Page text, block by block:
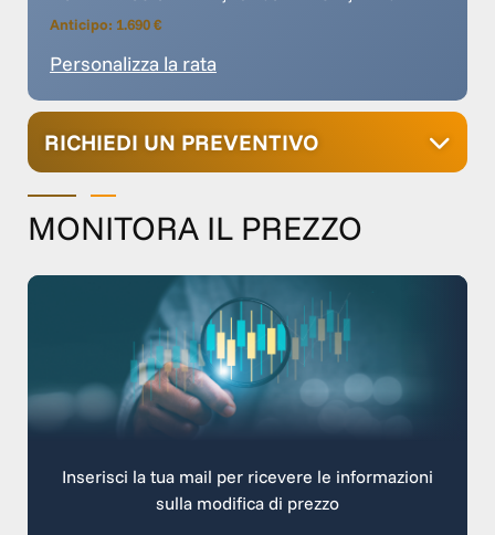
Anticipo: 1.690 €
Personalizza la rata
RICHIEDI UN PREVENTIVO
MONITORA IL PREZZO
Inserisci la tua mail per ricevere le informazioni
sulla modifica di prezzo